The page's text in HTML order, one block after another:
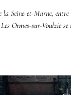
Seine-et-Marne, entre
Ormes-sur-Voulzie